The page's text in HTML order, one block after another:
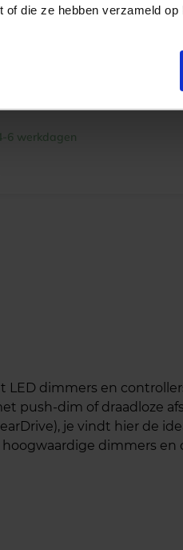
of die ze hebben verzameld
1x8A 12-24Vdc
6 werkdagen
dimmers en
push-dim of draadloze
je vindt hier de
dimmers en